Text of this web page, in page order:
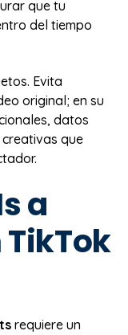
que tu
del tiempo
Evita
original; en su
datos
que
a
requiere un